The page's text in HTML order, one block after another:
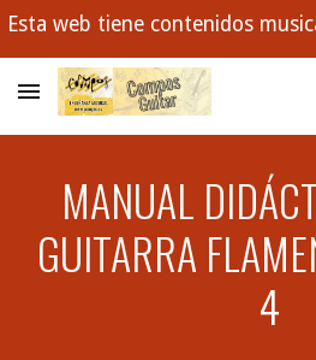
MANUAL
GUITARRA
4